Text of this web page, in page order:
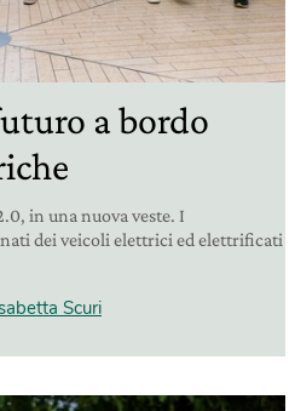
a bordo
in una nuova veste. I
dei veicoli elettrici ed elettrificati
Scuri